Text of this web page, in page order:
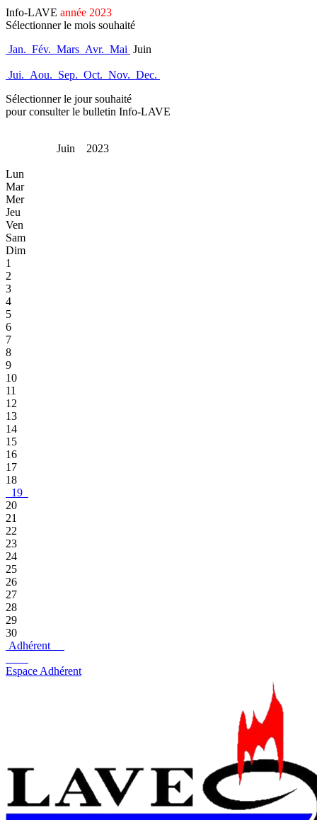
Info-LAVE année 2023
Sélectionner le mois souhaité
Jan. Fév. Mars Avr. Mai Juin
Jui. Aou. Sep. Oct. Nov. Dec.
Sélectionner le jour souhaité
pour consulter le bulletin Info-LAVE
Juin 2023
Lun
Mar
Mer
Jeu
Ven
Sam
Dim
1
2
3
4
5
6
7
8
9
10
11
12
13
14
15
16
17
18
19
20
21
22
23
24
25
26
27
28
29
30
Adhérent
Espace Adhérent